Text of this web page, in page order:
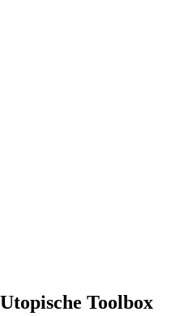
Utopische Toolbox